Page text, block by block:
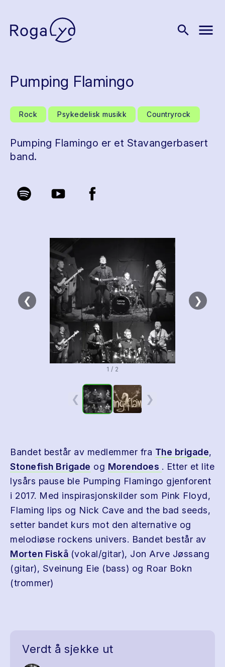
search menu
Pumping Flamingo
Rock Psykedelisk musikk Countryrock
Pumping Flamingo er et Stavangerbasert
band.
❮ ❯
1 / 2
❮ ❯
Bandet består av medlemmer fra The brigade,
Stonefish Brigade og Morendoes . Etter et lite
lysårs pause ble Pumping Flamingo gjenforent
i 2017. Med inspirasjonskilder som Pink Floyd,
Flaming lips og Nick Cave and the bad seeds,
setter bandet kurs mot den alternative og
melodiøse rockens univers. Bandet består av
Morten Fiskå (vokal/gitar), Jon Arve Jøssang
(gitar), Sveinung Eie (bass) og Roar Bokn
(trommer)
Verdt å sjekke ut